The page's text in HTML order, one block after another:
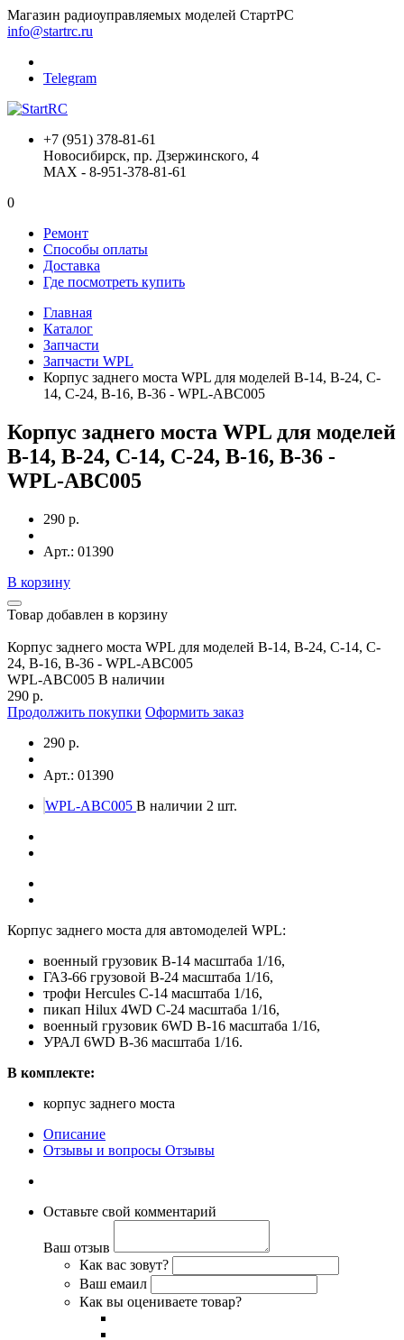
Магазин радиоуправляемых моделей СтартРС
info@startrc.ru
Telegram
+7 (951) 378-81-61
Новосибирск, пр. Дзержинского, 4
MAX - 8-951-378-81-61
0
Ремонт
Способы оплаты
Доставка
Где посмотреть купить
Главная
Каталог
Запчасти
Запчасти WPL
Корпус заднего моста WPL для моделей B-14, B-24, C-
14, C-24, B-16, B-36 - WPL-ABC005
Корпус заднего моста WPL для моделей
B-14, B-24, C-14, C-24, B-16, B-36 -
WPL-ABC005
290 р.
Арт.: 01390
В корзину
Товар добавлен в корзину
Корпус заднего моста WPL для моделей B-14, B-24, C-14, C-
24, B-16, B-36 - WPL-ABC005
WPL-ABC005 В наличии
290 р.
Продолжить покупки Оформить заказ
290 р.
Арт.: 01390
WPL-ABC005 В наличии 2 шт.
Корпус заднего моста для автомоделей WPL:
военный грузовик B-14 масштаба 1/16,
ГАЗ-66 грузовой B-24 масштаба 1/16,
трофи Hercules C-14 масштаба 1/16,
пикап Hilux 4WD C-24 масштаба 1/16,
военный грузовик 6WD B-16 масштаба 1/16,
УРАЛ 6WD B-36 масштаба 1/16.
В комплекте:
корпус заднего моста
Описание
Отзывы и вопросы Отзывы
Оставьте свой комментарий
Ваш отзыв
Как вас зовут?
Ваш емаил
Как вы оцениваете товар?